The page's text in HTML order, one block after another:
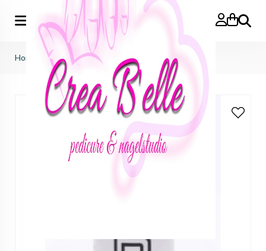
Zoeken
Home gelacy no wipe matte top